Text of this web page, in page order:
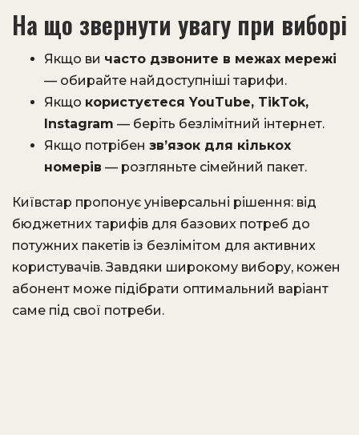
На що звернути увагу при виборі
Якщо ви часто дзвоните в межах мережі
— обирайте найдоступніші тарифи.
Якщо користуєтеся YouTube, TikTok,
Instagram — беріть безлімітний інтернет.
Якщо потрібен зв’язок для кількох
номерів — розгляньте сімейний пакет.
Київстар пропонує універсальні рішення: від
бюджетних тарифів для базових потреб до
потужних пакетів із безлімітом для активних
користувачів. Завдяки широкому вибору, кожен
абонент може підібрати оптимальний варіант
саме під свої потреби.